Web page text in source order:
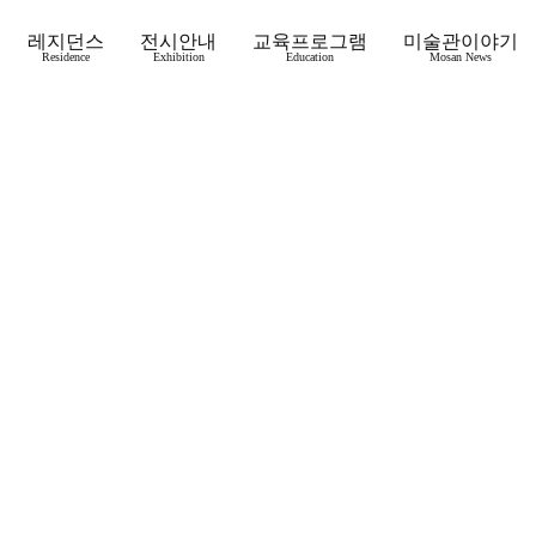
레지던스
Residence
전시안내
Exhibition
교육프로그램
Education
미술관이야기
Mosan News